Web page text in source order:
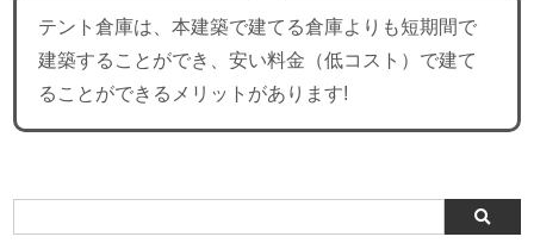
テント倉庫は、本建築で建てる倉庫よりも短期間で
建築することができ、安い料金（低コスト）で建て
ることができるメリットがあります!